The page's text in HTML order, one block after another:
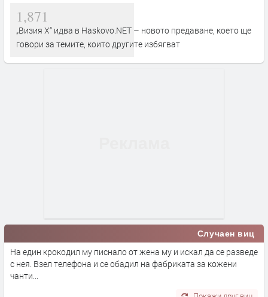
1,871
„Визия Х“ идва в Haskovo.NET – новото предаване, което ще
говори за темите, които другите избягват
Случаен виц
На един крокодил му писнало от жена му и искал да се разведе
с нея. Взел телефона и се обадил на фабриката за кожени
чанти...